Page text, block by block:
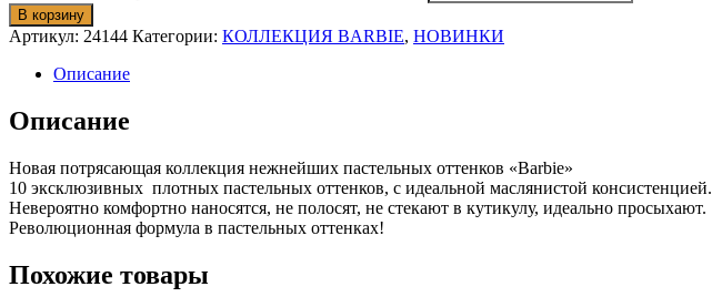
В корзину
Артикул: 24144 Категории: КОЛЛЕКЦИЯ BARBIE, НОВИНКИ
Описание
Описание
Новая потрясающая коллекция нежнейших пастельных оттенков «Barbie»
10 эксклюзивных плотных пастельных оттенков, с идеальной маслянистой консистенцией.
Невероятно комфортно наносятся, не полосят, не стекают в кутикулу, идеально просыхают.
Революционная формула в пастельных оттенках!
Похожие товары